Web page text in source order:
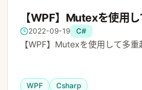
【WPF】Mutexを使用
2022-09-19 C#
【WPF】Mutexを使用して多
WPF Csharp